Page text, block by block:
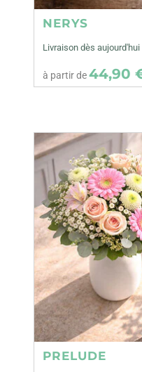
NERYS
Livraison dès aujourd'hui
à partir de44,90
PRELUDE